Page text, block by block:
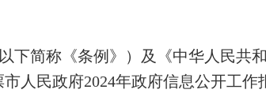
下简称《条例》）及《中华人民共
人民政府2024年政府信息公开工